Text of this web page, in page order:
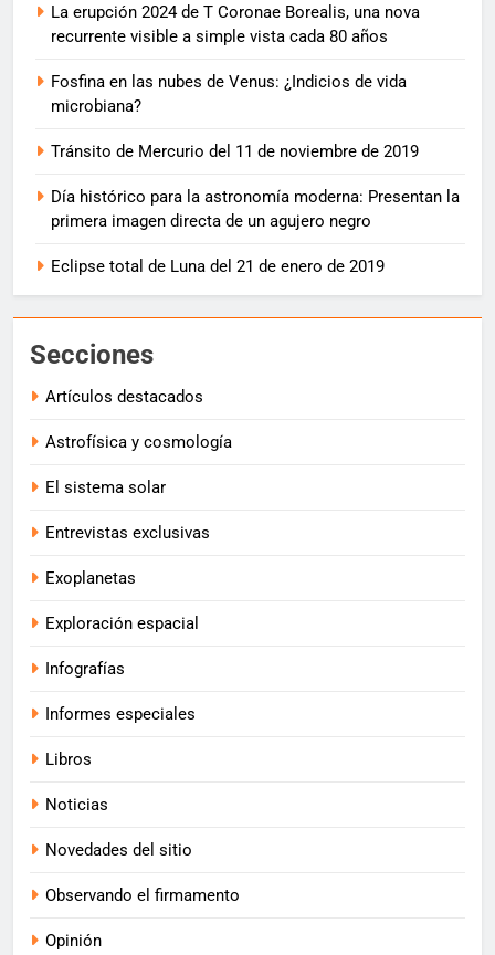
La erupción 2024 de T Coronae Borealis, una nova
recurrente visible a simple vista cada 80 años
Fosfina en las nubes de Venus: ¿Indicios de vida
microbiana?
Tránsito de Mercurio del 11 de noviembre de 2019
Día histórico para la astronomía moderna: Presentan la
primera imagen directa de un agujero negro
Eclipse total de Luna del 21 de enero de 2019
Secciones
Artículos destacados
Astrofísica y cosmología
El sistema solar
Entrevistas exclusivas
Exoplanetas
Exploración espacial
Infografías
Informes especiales
Libros
Noticias
Novedades del sitio
Observando el firmamento
Opinión